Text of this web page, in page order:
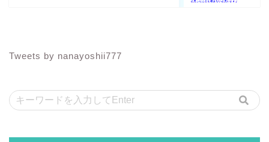
Tweets by nanayoshii777